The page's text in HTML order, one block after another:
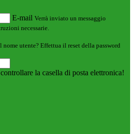
E-mail Verrà inviato un messaggio
necessarie.
nome utente? Effettua il reset della password
la casella di posta elettronica!